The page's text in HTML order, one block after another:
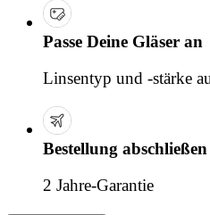
Passe Deine Gläser an
Linsentyp und -stärke
Bestellung abschließen
2 Jahre-Garantie